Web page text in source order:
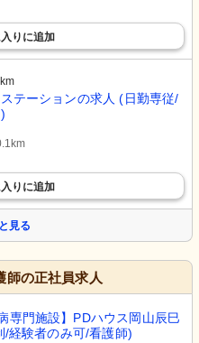
り に追加
km
テーションの求人 (日勤専従/
り に追加
見る
師の正社員求人
専門施設】PDハウス岡山辰巳
/経験者のみ可/看護師)